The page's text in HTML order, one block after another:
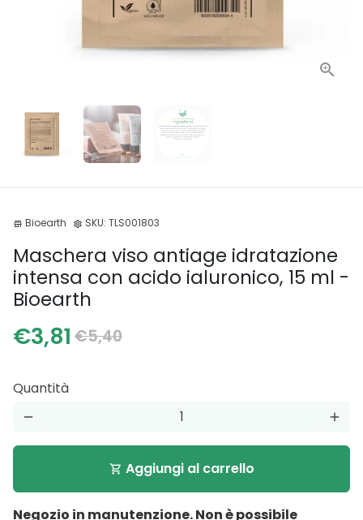
store Bioearth settings SKU: TLS001803
Maschera viso antiage idratazione
intensa con acido ialuronico, 15 ml -
Bioearth
€3,81 €5,40
Quantità
remove add
shopping_cart Aggiungi al carrello
Negozio in manutenzione. Non è possibile